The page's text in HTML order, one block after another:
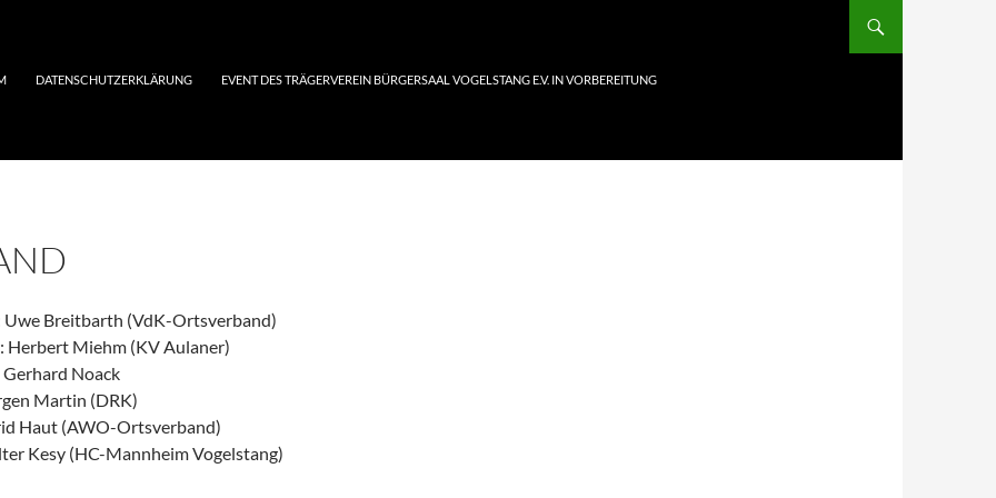
DATENSCHUTZERKLÄRUNG EVENT DES TRÄGERVEREIN BÜRGERSAAL VOGELSTANG E.V. IN VORBEREITUNG
Uwe Breitbarth (VdK-Ortsverband)
Herbert Miehm (KV Aulaner)
Noack
Martin (DRK)
Haut (AWO-Ortsverband)
Kesy (HC-Mannheim Vogelstang)